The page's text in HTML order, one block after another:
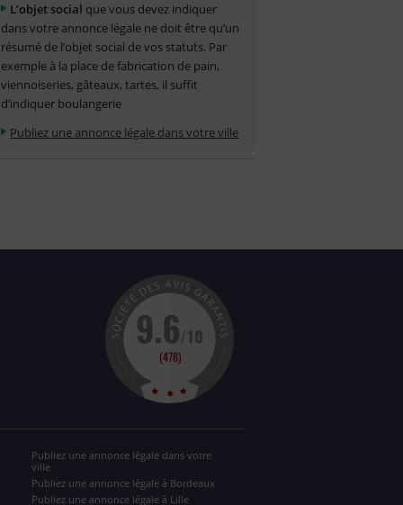
L’objet social que vous devez indiquer
dans votre annonce légale ne doit être qu’un
résumé de l’objet social de vos statuts. Par
exemple à la place de fabrication de pain,
viennoiseries, gâteaux, tartes, il suffit
d’indiquer boulangerie
Publiez une annonce légale dans votre ville
Publiez une annonce légale dans votre
ville
Publiez une annonce légale à Bordeaux
Publiez une annonce légale à Lille